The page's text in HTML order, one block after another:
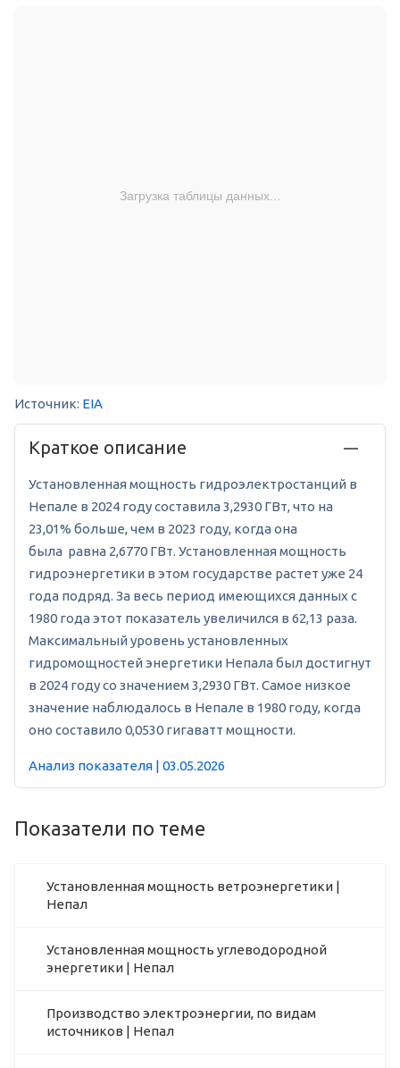
Загрузка таблицы данных...
Источник: EIA
Краткое описание
Установленная мощность гидроэлектростанций в
Непале в 2024 году составила 3,2930 ГВт, что на
23,01% больше, чем в 2023 году, когда она
была равна 2,6770 ГВт. Установленная мощность
гидроэнергетики в этом государстве растет уже 24
года подряд. За весь период имеющихся данных с
1980 года этот показатель увеличился в 62,13 раза.
Максимальный уровень установленных
гидромощностей энергетики Непала был достигнут
в 2024 году со значением 3,2930 ГВт. Самое низкое
значение наблюдалось в Непале в 1980 году, когда
оно составило 0,0530 гигаватт мощности.
Анализ показателя | 03.05.2026
Показатели по теме
Установленная мощность ветроэнергетики |
Непал
Установленная мощность углеводородной
энергетики | Непал
Производство электроэнергии, по видам
источников | Непал